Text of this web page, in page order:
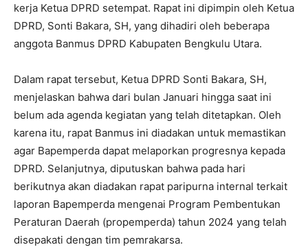
kerja Ketua DPRD setempat. Rapat ini dipimpin oleh Ketua
DPRD, Sonti Bakara, SH, yang dihadiri oleh beberapa
anggota Banmus DPRD Kabupaten Bengkulu Utara.
Dalam rapat tersebut, Ketua DPRD Sonti Bakara, SH,
menjelaskan bahwa dari bulan Januari hingga saat ini
belum ada agenda kegiatan yang telah ditetapkan. Oleh
karena itu, rapat Banmus ini diadakan untuk memastikan
agar Bapemperda dapat melaporkan progresnya kepada
DPRD. Selanjutnya, diputuskan bahwa pada hari
berikutnya akan diadakan rapat paripurna internal terkait
laporan Bapemperda mengenai Program Pembentukan
Peraturan Daerah (propemperda) tahun 2024 yang telah
disepakati dengan tim pemrakarsa.